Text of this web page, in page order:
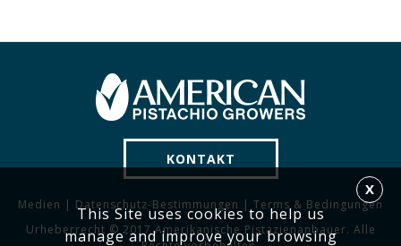
KONTAKT
Medien | Datenschutz-Bestimmungen | Terms & Bedingungen
Urheberrecht © 2017 Amerikanische Pistazienanbauer. Alle
X
This Site uses cookies to help us
manage and improve your browsing